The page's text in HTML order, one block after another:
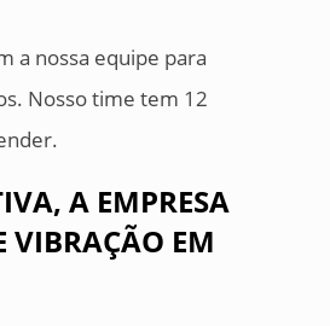
a nossa equipe para
Nosso time tem 12
A EMPRESA
VIBRAÇÃO EM